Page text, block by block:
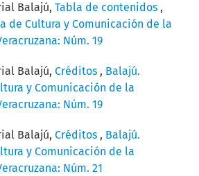
Balajú, Tabla de contenidos ,
de Cultura y Comunicación de la
Núm. 19
Balajú, Créditos , Balajú.
y Comunicación de la
Núm. 19
Balajú, Créditos , Balajú.
y Comunicación de la
Núm. 21